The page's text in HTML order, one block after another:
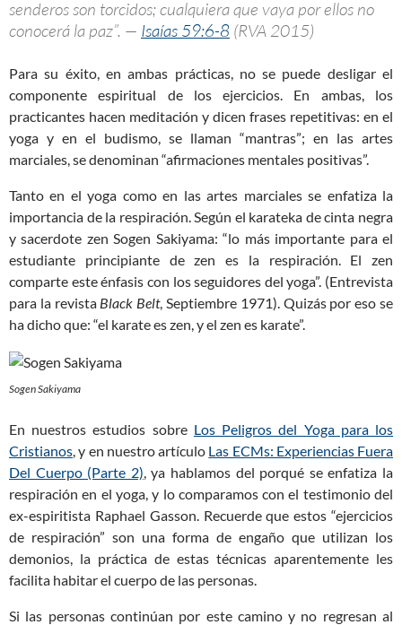
senderos son torcidos; cualquiera que vaya por ellos no
conocerá la paz”. — Isaías 59:6-8 (RVA 2015)
Para su éxito, en ambas prácticas, no se puede desligar el
componente espiritual de los ejercicios. En ambas, los
practicantes hacen meditación y dicen frases repetitivas: en el
yoga y en el budismo, se llaman “mantras”; en las artes
marciales, se denominan “afirmaciones mentales positivas”.
Tanto en el yoga como en las artes marciales se enfatiza la
importancia de la respiración. Según el karateka de cinta negra
y sacerdote zen Sogen Sakiyama: “lo más importante para el
estudiante principiante de zen es la respiración. El zen
comparte este énfasis con los seguidores del yoga”. (Entrevista
para la revista Black Belt, Septiembre 1971). Quizás por eso se
ha dicho que: “el karate es zen, y el zen es karate”.
Sogen Sakiyama
En nuestros estudios sobre Los Peligros del Yoga para los
Cristianos, y en nuestro artículo Las ECMs: Experiencias Fuera
Del Cuerpo (Parte 2), ya hablamos del porqué se enfatiza la
respiración en el yoga, y lo comparamos con el testimonio del
ex-espiritista Raphael Gasson. Recuerde que estos “ejercicios
de respiración” son una forma de engaño que utilizan los
demonios, la práctica de estas técnicas aparentemente les
facilita habitar el cuerpo de las personas.
Si las personas continúan por este camino y no regresan al